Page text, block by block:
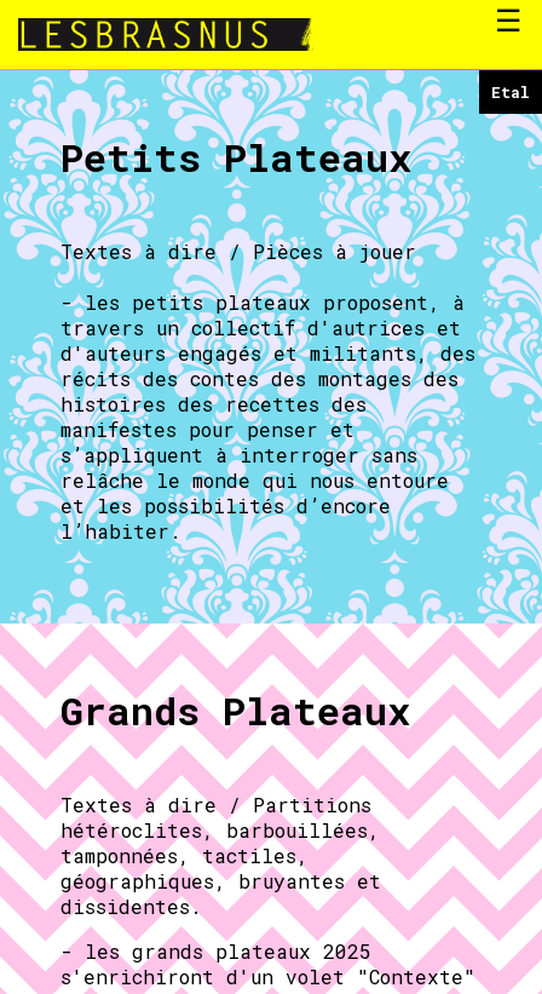
☰
Etal
Petits Plateaux
Textes à dire / Pièces à jouer
- les petits plateaux proposent, à
travers un collectif d'autrices et
d'auteurs engagés et militants, des
récits des contes des montages des
histoires des recettes des
manifestes pour penser et
s’appliquent à interroger sans
relâche le monde qui nous entoure
et les possibilités d’encore
l’habiter.
Grands Plateaux
Textes à dire / Partitions
hétéroclites, barbouillées,
tamponnées, tactiles,
géographiques, bruyantes et
dissidentes.
- les grands plateaux 2025
s'enrichiront d'un volet "Contexte"